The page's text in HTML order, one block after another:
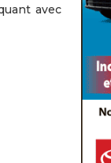
avec